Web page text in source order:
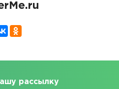
рассылку